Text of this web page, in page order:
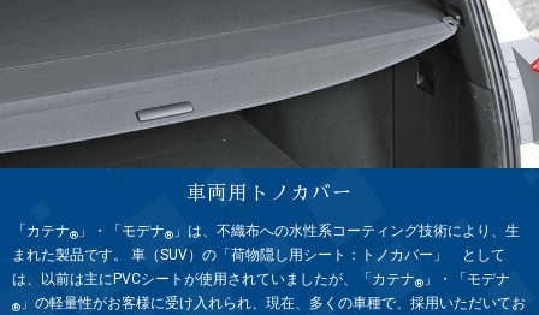
車両用トノカバー
「カテナ® 」・「モデナ® 」は、不織布への水性系コーティング技術により、生
まれた製品です。 車（SUV）の「荷物隠し用シート：トノカバー」 として
は、以前は主にPVCシートが使用されていましたが、「カテナ® 」・「モデナ
® 」の軽量性がお客様に受け入れられ、現在、多くの車種で、採用いただいてお